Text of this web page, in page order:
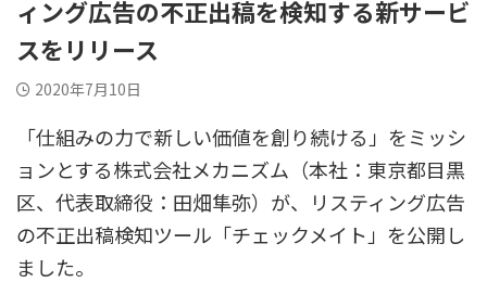
ィング広告の不正出稿を検知する新サービ
スをリリース
2020年7月10日
「仕組みの力で新しい価値を創り続ける」をミッシ
ョンとする株式会社メカニズム（本社：東京都目黒
区、代表取締役：田畑隼弥）が、リスティング広告
の不正出稿検知ツール「チェックメイト」を公開し
ました。